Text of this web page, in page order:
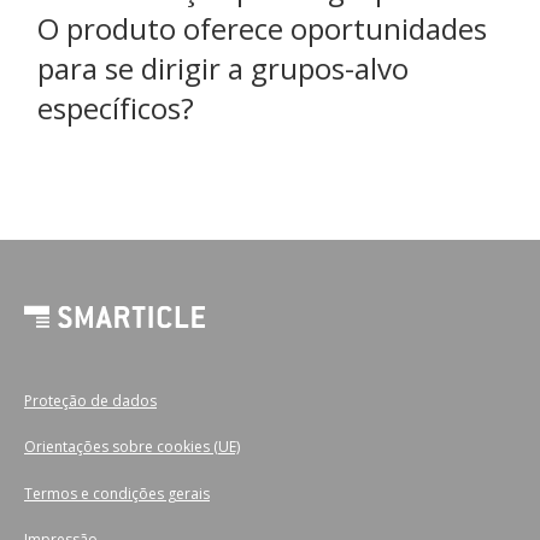
O produto oferece oportunidades
para se dirigir a grupos-alvo
específicos?
Proteção de dados
Orientações sobre cookies (UE)
Termos e condições gerais